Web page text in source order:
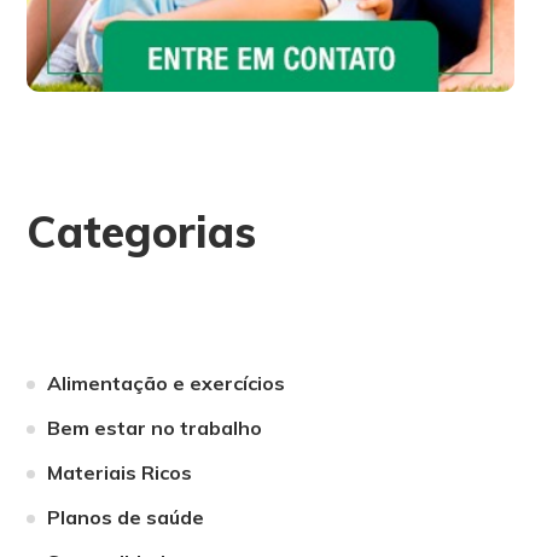
Categorias
Alimentação e exercícios
Bem estar no trabalho
Materiais Ricos
Planos de saúde